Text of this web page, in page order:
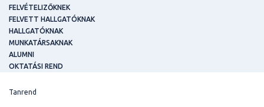
FELVÉTELIZŐKNEK
FELVETT HALLGATÓKNAK
HALLGATÓKNAK
MUNKATÁRSAKNAK
ALUMNI
OKTATÁSI REND
Tanrend